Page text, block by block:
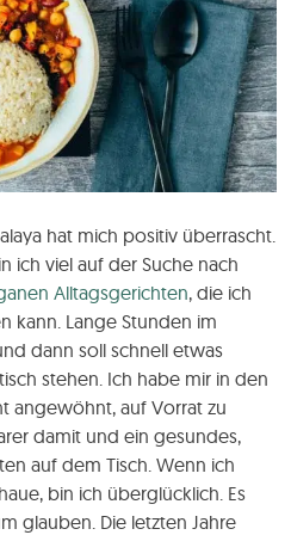
hat mich positiv überrascht.
ich viel auf der Suche nach
Alltagsgerichten, die ich
kann. Lange Stunden im
dann soll schnell etwas
stehen. Ich habe mir in den
angewöhnt, auf Vorrat zu
damit und ein gesundes,
auf dem Tisch. Wenn ich
bin ich überglücklich. Es
glauben. Die letzten Jahre